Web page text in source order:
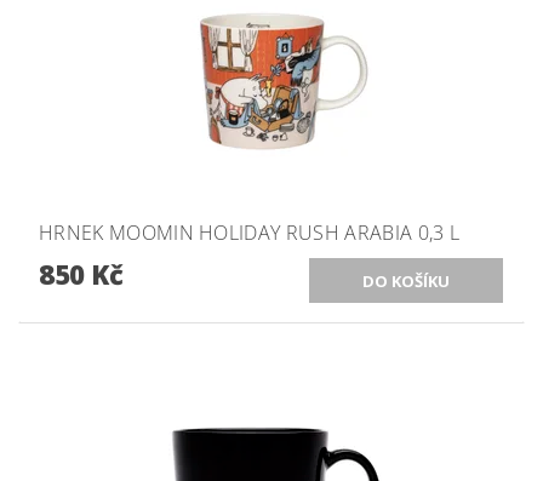
HRNEK MOOMIN HOLIDAY RUSH ARABIA 0,3 L
850 Kč